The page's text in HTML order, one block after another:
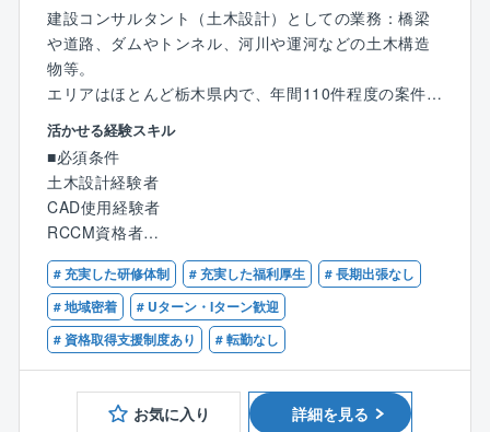
建設コンサルタント（土木設計）としての業務：橋梁
や道路、ダムやトンネル、河川や運河などの土木構造
物等。
エリアはほとんど栃木県内で、年間110件程度の案件を
受け付けています。（PC入力、CAD作業、現場調査
等）
入社後すぐには事務作業（作業図面の作成補助）から
開始いただき徐々に業務を習得いただきます。
※経験に合わせて業務の幅は広げていただきます。
■配属部署
技術部設計課に配属致します。60代男性1名、50代男
性2名、20代女性1名が活躍しています。
■特徴・魅力
縁の下の力持ちでありながら、ときに人々を魅了す
る、人々の生活の利便性や安全性を守るのがこの土木
活かせる経験スキル
■必須条件
土木設計経験者
CAD使用経験者
RCCM資格者
■歓迎条件
技術士（建設部門）
# 充実した研修体制 # 充実した福利厚生
# 長期出張なし
# 地域密着
# Uターン・Iターン歓迎
# 資格取得支援制度あり
# 転勤なし
お気に入り 詳細を見る